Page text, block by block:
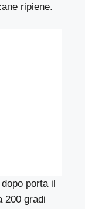
ripiene.
porta il
200 gradi